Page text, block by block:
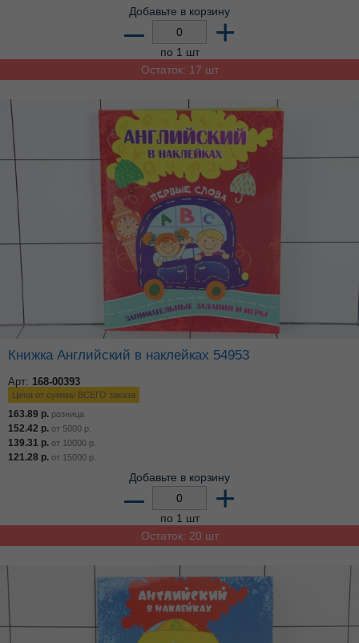
Добавьте в корзину
– +
по 1 шт
Остаток: 17 шт
Книжка Английский в наклейках 54953
Арт: 168-00393
Цена от суммы ВСЕГО заказа
163.89 р. розница
152.42 р. от 5000 р.
139.31 р. от 10000 р.
121.28 р. от 15000 р.
Добавьте в корзину
– +
по 1 шт
Остаток: 20 шт